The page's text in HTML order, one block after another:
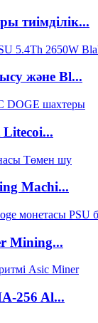
тиімділік...
және Bl...
Machi...
Mining...
256 Al...